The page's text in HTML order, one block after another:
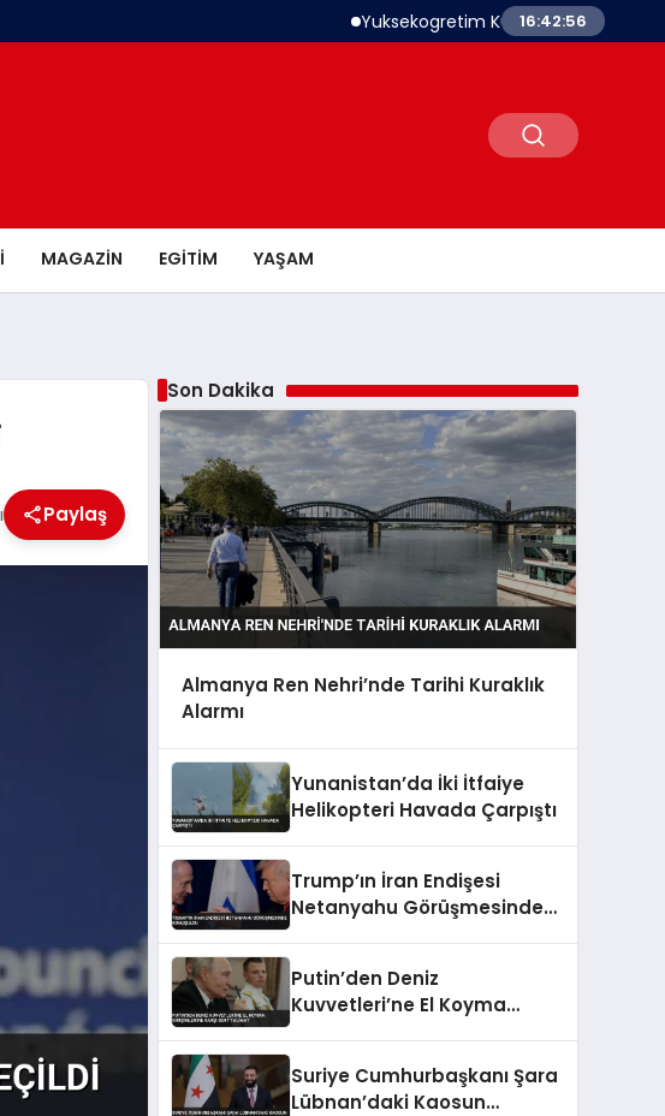
Yuksekogretim Kurumu Dijital Donusum
16:42:57
MAGAZIN EGITIM YAŞAM
Paylaş
Son Dakika
Almanya Ren Nehri’nde Tarihi Kuraklık
Alarmı
Yunanistan’da İki İtfaiye
Helikopteri Havada Çarpıştı
Trump’ın İran Endişesi
Netanyahu Görüşmesinde
Putin’den Deniz
Kuvvetleri’ne El Koyma
Suriye Cumhurbaşkanı Şara
Lübnan’daki Kaosun